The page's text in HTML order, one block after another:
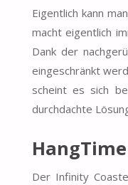
Eigentlich kann
macht eigentlich
Dank der
eingeschränkt
scheint es sich
durchdachte
HangTime
Der Infinity